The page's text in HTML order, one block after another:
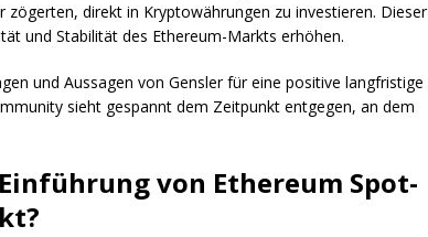
direkt in Kryptowährungen zu investieren. Dieser
und Stabilität des Ethereum-Markts erhöhen.
und Aussagen von Gensler für eine positive langfristige
sieht gespannt dem Zeitpunkt entgegen, an dem
von Ethereum Spot-